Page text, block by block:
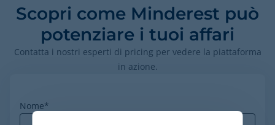
Scopri come Minderest può
potenziare i tuoi affari
Contatta i nostri esperti di pricing per vedere la piattaforma
in azione.
Nome*